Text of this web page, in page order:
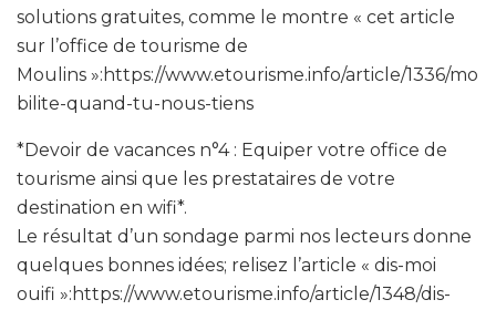
solutions gratuites, comme le montre « cet article
sur l’office de tourisme de
Moulins »:https://www.etourisme.info/article/1336/mo
bilite-quand-tu-nous-tiens
*Devoir de vacances n°4 : Equiper votre office de
tourisme ainsi que les prestataires de votre
destination en wifi*.
Le résultat d’un sondage parmi nos lecteurs donne
quelques bonnes idées; relisez l’article « dis-moi
ouifi »:https://www.etourisme.info/article/1348/dis-